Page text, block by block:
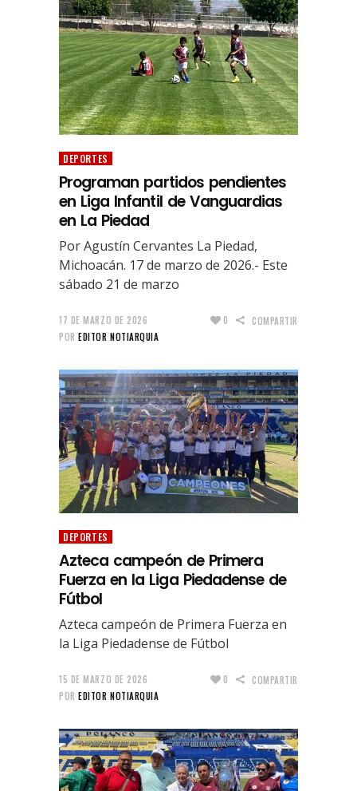
DEPORTES
Programan partidos pendientes
en Liga Infantil de Vanguardias
en La Piedad
Por Agustín Cervantes La Piedad,
Michoacán. 17 de marzo de 2026.- Este
sábado 21 de marzo
17 DE MARZO DE 2026
POR EDITOR NOTIARQUIA
0 COMPARTIR
DEPORTES
Azteca campeón de Primera
Fuerza en la Liga Piedadense de
Fútbol
Azteca campeón de Primera Fuerza en
la Liga Piedadense de Fútbol
15 DE MARZO DE 2026
POR EDITOR NOTIARQUIA
0 COMPARTIR